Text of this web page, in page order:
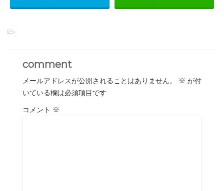
-
comment
メールアドレスが公開されることはありません。 ※ が付
いている欄は必須項目です
コメント ※